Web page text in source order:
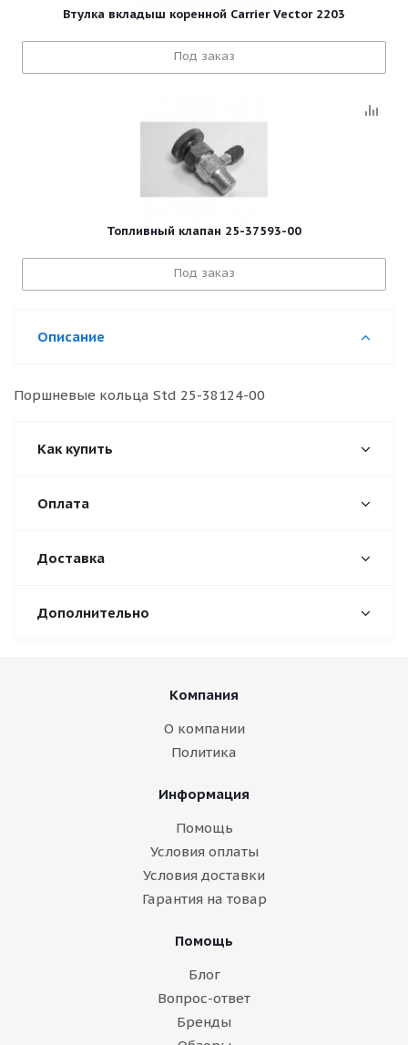
Втулка вкладыш коренной Carrier Vector 2203
Под заказ
Топливный клапан 25-37593-00
Под заказ
Описание
Поршневые кольца Std 25-38124-00
Как купить
Оплата
Доставка
Дополнительно
Компания
О компании
Политика
Информация
Помощь
Условия оплаты
Условия доставки
Гарантия на товар
Помощь
Блог
Вопрос-ответ
Бренды